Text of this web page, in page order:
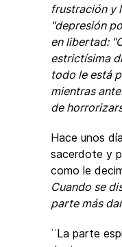
frustración y
"depresión
en libertad:
estrictísima
todo le está
mientras
de
Hace unos
sacerdote y
como le
Cuando se
parte más
¨La parte